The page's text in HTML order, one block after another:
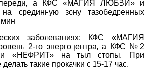
впереди, а КФС «МАГИЯ ЛЮБВИ» и
срединную зону тазобедренных
мин
заболеваниях: КФС «МАГИЯ
2-го энергоцентра, а КФС №2
«НЕФРИТ» на тыл стопы. При
такие прокачки с 15-17 час.